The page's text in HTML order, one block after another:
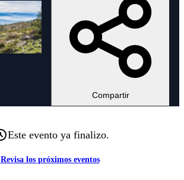
Compartir
Este evento ya finalizo.
Revisa los próximos eventos